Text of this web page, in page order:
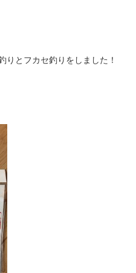
りとフカセ釣りをしました！